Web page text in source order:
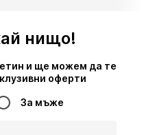
нищо!
и ще можем да те
оферти
За мъже